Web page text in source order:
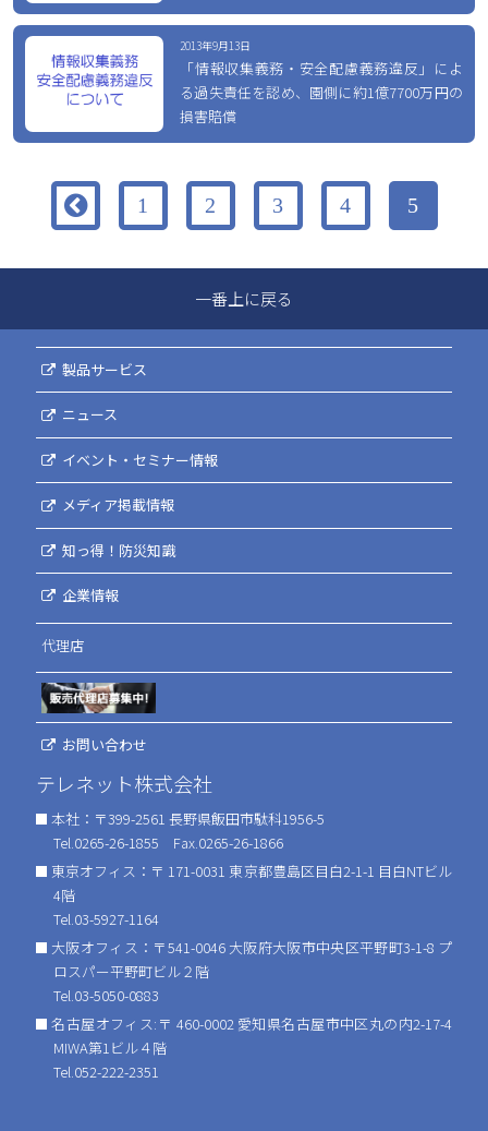
2013年9月13日
「情報収集義務・安全配慮義務違反」によ
る過失責任を認め、園側に約1億7700万円の
損害賠償
 1 2 3 4 5
一番上に戻る
製品サービス
ニュース
イベント・セミナー情報
メディア掲載情報
知っ得！防災知識
企業情報
代理店
お問い合わせ
テレネット株式会社
本社：〒399-2561 長野県飯田市駄科1956-5
Tel.0265-26-1855 Fax.0265-26-1866
東京オフィス：〒 171-0031 東京都豊島区目白2-1-1 目白NTビル
4階
Tel.03-5927-1164
大阪オフィス：〒541-0046 大阪府大阪市中央区平野町3-1-8 プ
ロスパー平野町ビル２階
Tel.03-5050-0883
名古屋オフィス:〒 460-0002 愛知県名古屋市中区丸の内2-17-4
MIWA第1ビル４階
Tel.052-222-2351